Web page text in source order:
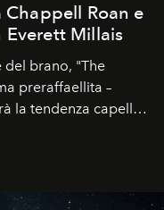
Roan e
Millais
del brano, "The
preraffaellita –
la tendenza capelli